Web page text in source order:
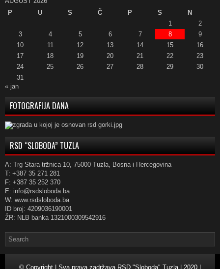
P
U S Č P S
N
1
2
3
4 5 6 7 8
9
10
11 12 13 14 15
16
17
18 19 20 21 22
23
24
25 26 27 28 29
30
31
« jan
FOTOGRAFIJA DANA
RSD “SLOBODA” TUZLA
A: Trg Stara tržnica 10, 75000 Tuzla, Bosna i Hercegovina
T: +387 35 271 281
F: +387 35 252 370
E: info@rsdsloboda.ba
W: www.rsdsloboda.ba
ID broj: 4209036190001
ŽR: NLB banka 1321000309542916
© Copyright | Sva prava zadržava RSD "Sloboda" Tuzla | 2020 |